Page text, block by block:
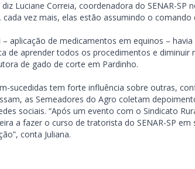
Luciane Correia, coordenadora do SENAR-SP
vez mais, elas estão assumindo o comando
aplicação de medicamentos em equinos –
de aprender todos os procedimentos e diminuir
de gado de corte em Pardinho.
sucedidas tem forte influência sobre outras,
as Semeadores do Agro coletam
sociais. “Após um evento com o Sindicato
a fazer o curso de tratorista do SENAR-SP em
conta Juliana.